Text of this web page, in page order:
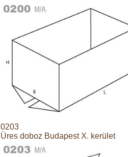
0203
Üres doboz Budapest X. kerület